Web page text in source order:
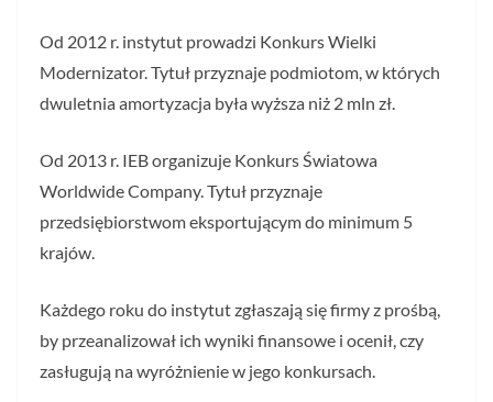
Od 2012 r. instytut prowadzi Konkurs Wielki
Modernizator. Tytuł przyznaje podmiotom, w których
dwuletnia amortyzacja była wyższa niż 2 mln zł.
Od 2013 r. IEB organizuje Konkurs Światowa
Worldwide Company. Tytuł przyznaje
przedsiębiorstwom eksportującym do minimum 5
krajów.
Każdego roku do instytut zgłaszają się firmy z prośbą,
by przeanalizował ich wyniki finansowe i ocenił, czy
zasługują na wyróżnienie w jego konkursach.